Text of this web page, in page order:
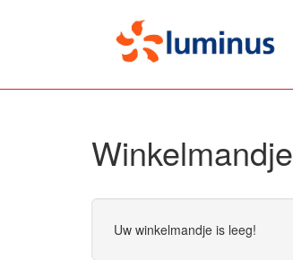
Winkelmandje
Uw winkelmandje is leeg!